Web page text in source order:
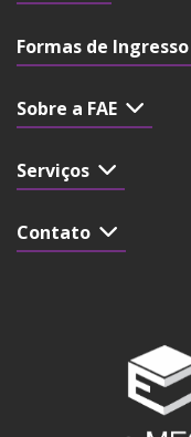
Formas de Ingresso
Sobre a FAE
Serviços
Contato